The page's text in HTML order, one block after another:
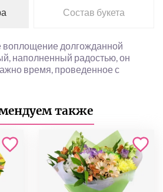
Состав букета
воплощение долгожданной
наполненный радостью, он
время, проведенное с
также